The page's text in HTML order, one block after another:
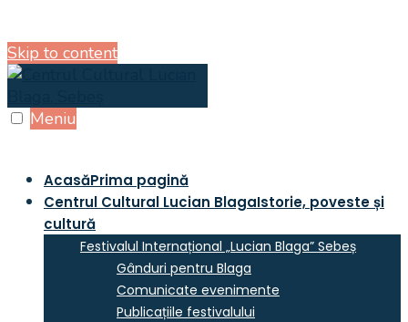
Skip to content
Meniu
AcasăPrima pagină
Centrul Cultural Lucian BlagaIstorie, poveste și
cultură
Festivalul Internațional „Lucian Blaga” Sebeș
Gânduri pentru Blaga
Comunicate evenimente
Publicațiile festivalului